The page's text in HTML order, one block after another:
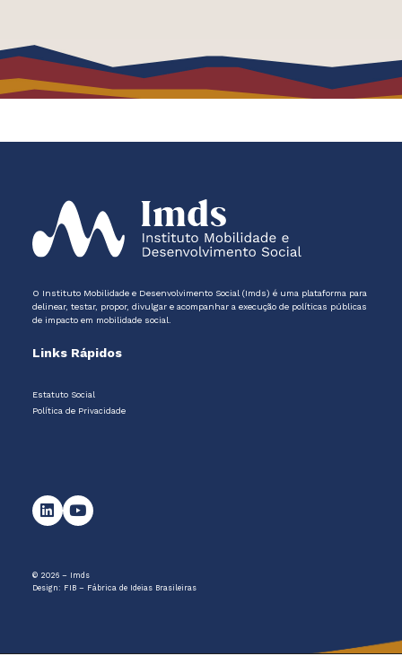
O Instituto Mobilidade e Desenvolvimento Social (Imds) é uma plataforma para
delinear, testar, propor, divulgar e acompanhar a execução de políticas públicas
de impacto em mobilidade social.
Links Rápidos
Estatuto Social
Política de Privacidade
© 2026 – Imds
Design: FIB – Fábrica de Ideias Brasileiras